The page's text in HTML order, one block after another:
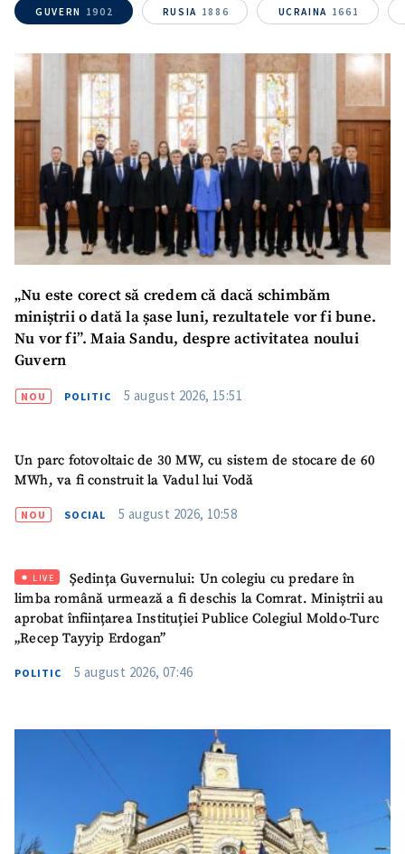
GUVERN 1902 RUSIA 1886 UCRAINA 1661
„Nu este corect să credem că dacă schimbăm
miniștrii o dată la șase luni, rezultatele vor fi bune.
Nu vor fi”. Maia Sandu, despre activitatea noului
Guvern
NOU POLITIC 5 august 2026, 15:51
Un parc fotovoltaic de 30 MW, cu sistem de stocare de 60
MWh, va fi construit la Vadul lui Vodă
NOU SOCIAL 5 august 2026, 10:58
LIVE
Ședința Guvernului: Un colegiu cu predare în
limba română urmează a fi deschis la Comrat. Miniștrii au
aprobat înființarea Instituției Publice Colegiul Moldo-Turc
„Recep Tayyip Erdogan”
POLITIC 5 august 2026, 07:46
Fotografie
+ Încarcă imagine
Link media
+ Link media